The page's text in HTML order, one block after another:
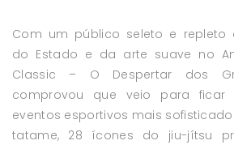
Com um público seleto e repleto
do Estado e da arte suave no
Classic – O Despertar dos
comprovou que veio para ficar
eventos esportivos mais
tatame, 28 ícones do jiu-jítsu